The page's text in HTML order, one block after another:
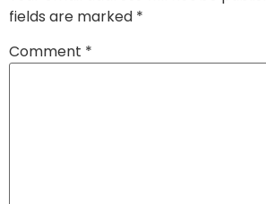
fields are marked *
Comment *